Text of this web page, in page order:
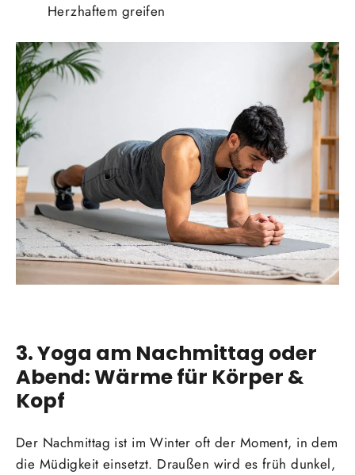
Herzhaftem greifen
3. Yoga am Nachmittag oder
Abend: Wärme für Körper &
Kopf
Der Nachmittag ist im Winter oft der Moment, in dem
die Müdigkeit einsetzt. Draußen wird es früh dunkel,